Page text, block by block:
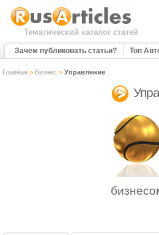
Тематический каталог статей
Зачем публиковать статьи? Топ
Главная > Бизнес > Управление